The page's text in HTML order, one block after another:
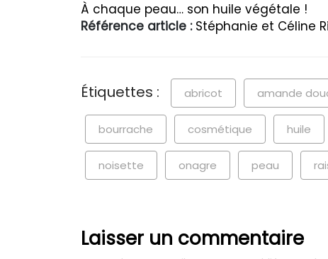
À chaque peau… son huile végétale !
Référence article :Stéphanie et Céline
Étiquettes : abricot amande
bourrache cosmétique huile
noisette onagre peau
Laisser un commentaire